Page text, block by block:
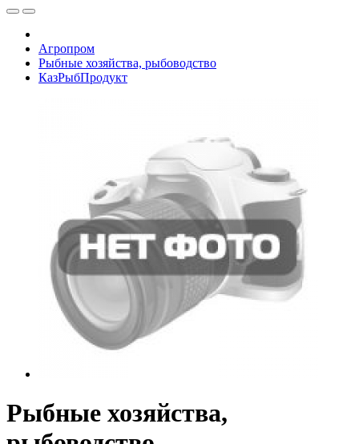
Агропром
Рыбные хозяйства, рыбоводство
КазРыбПродукт
Рыбные хозяйства,